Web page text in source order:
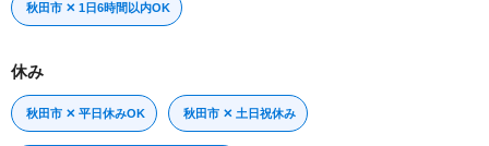
秋田市 ✕ 1日6時間以内OK
休み
秋田市 ✕ 平日休みOK 秋田市 ✕ 土日祝休み